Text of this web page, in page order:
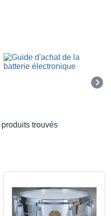
produits trouvés